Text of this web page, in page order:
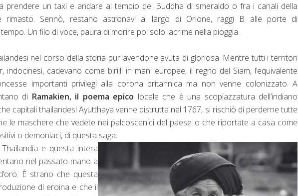
prendere un taxi e andare al tempio del Buddha di smeraldo o fra i canali della
rimasto. Sennò, restano astronavi al largo di Orione, raggi B alle porte di
Un filo di voce, paura di morire poi solo lacrime nella pioggia.
nel corso della storia pur avendone avuta di gloriosa. Mentre tutti i territori
indocinesi, cadevano come birilli in mani europee, il regno del Siam, l’equivalente
importanti privilegi alla corona britannica ma non venne colonizzato. A
di Ramakien, il poema epico locale che è una scopiazzatura dell’indiano
capitali thailandesi Ayutthaya venne distrutta nel 1767, si rischiò di perderne tutte
le maschere che vedete nei palcoscenici del paese o che riportate a casa come
o demoniaci, di questa saga.
e questa intera
nel passato mano a
È strano che questa
di eroina e che il